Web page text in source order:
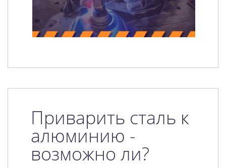
Приварить сталь к
алюминию -
возможно ли?